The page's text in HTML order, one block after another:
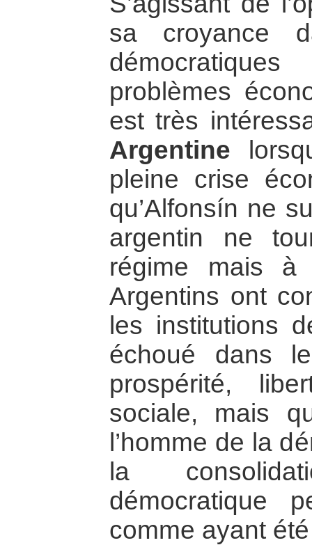
sa croyance
démocratiques
problèmes
est très
Argentine
pleine crise
qu’Alfonsín ne
argentin ne
régime mais
Argentins ont
les institutions
échoué dans
prospérité,
sociale, mais
l’homme de la
la
démocratique
comme ayant